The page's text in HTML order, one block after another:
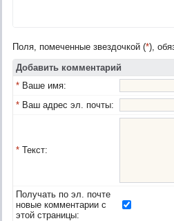
Поля, помеченные звездочкой (*),
Добавить комментарий
* Ваше имя:
* Ваш адрес эл. почты:
* Текст:
Получать по эл. почте
новые комментарии с
этой страницы: